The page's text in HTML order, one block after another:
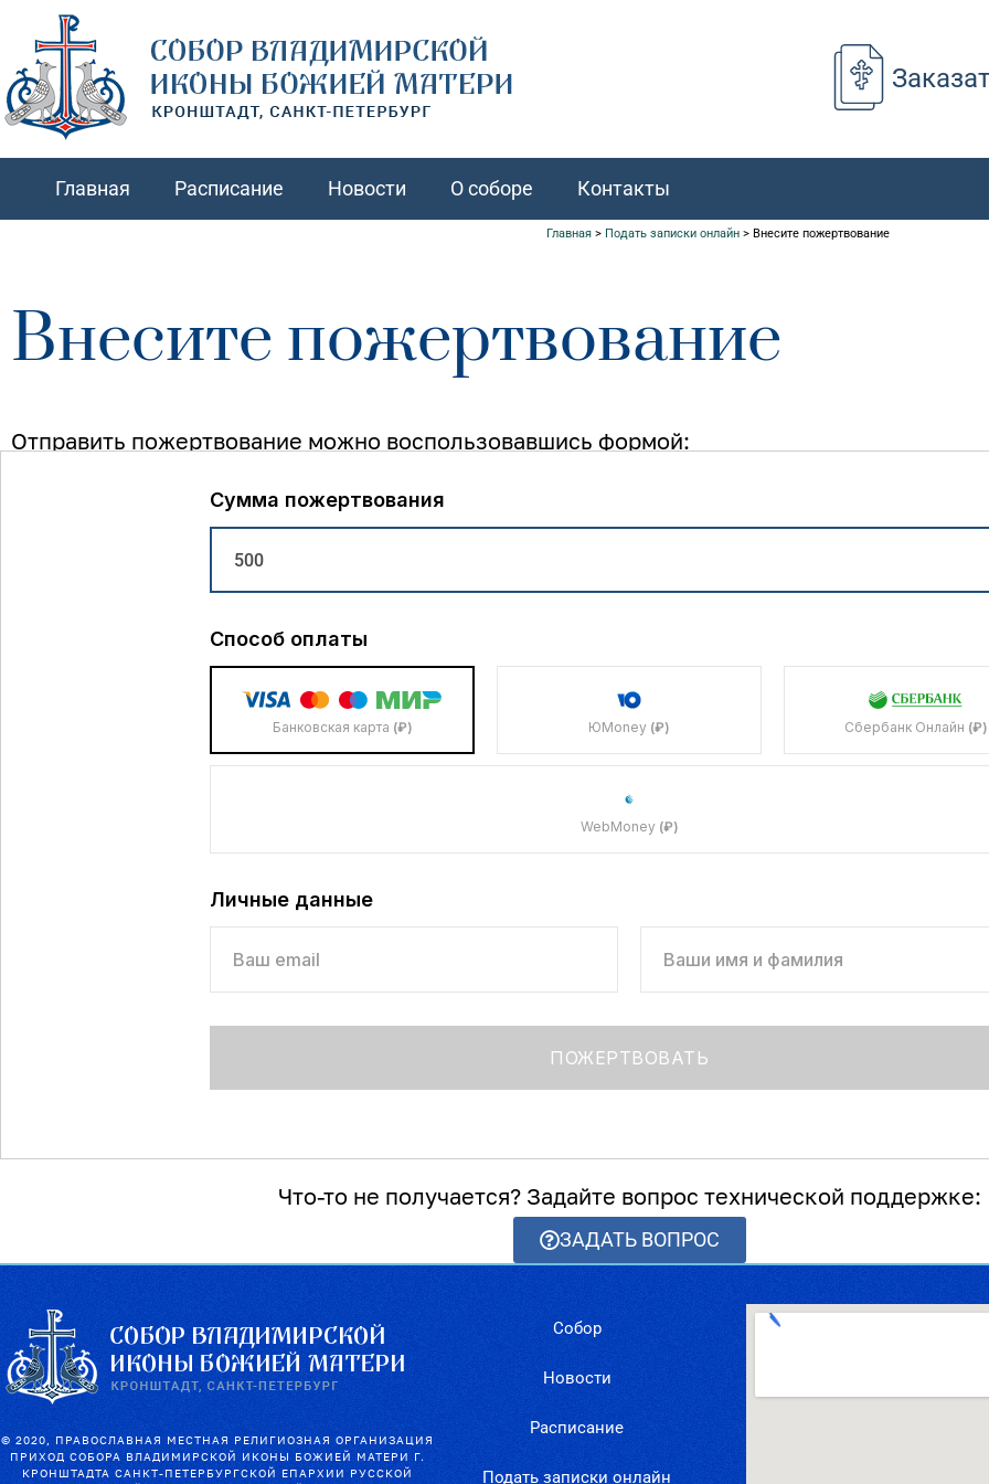
Главная Расписание Новости О соборе Контакты
Главная> Подать записки онлайн> Внесите пожертвование
Внесите пожертвование
Отправить пожертвование можно воспользовавшись формой:
Сумма пожертвования
Способ оплаты
Банковская карта (₽) ЮMoney (₽) Сбербанк Онлайн (₽)
WebMoney (₽)
Личные данные
Что-то не получается? Задайте вопрос технической поддержке:
ЗАДАТЬ ВОПРОС
© 2020, ПРАВОСЛАВНАЯ МЕСТНАЯ РЕЛИГИОЗНАЯ ОРГАНИЗАЦИЯ
ПРИХОД СОБОРА ВЛАДИМИРСКОЙ ИКОНЫ БОЖИЕЙ МАТЕРИ Г.
КРОНШТАДТА САНКТ-ПЕТЕРБУРГСКОЙ ЕПАРХИИ РУССКОЙ
Собор
Новости
Расписание
Подать записки онлайн